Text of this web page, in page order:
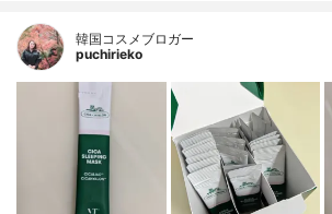
韓国コスメブロガー
puchirieko